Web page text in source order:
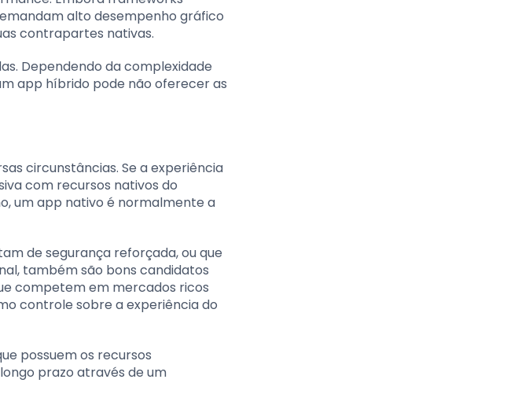
alto desempenho gráfico
contrapartes nativas.
Dependendo da complexidade
app híbrido pode não oferecer as
circunstâncias. Se a experiência
com recursos nativos do
um app nativo é normalmente a
de segurança reforçada, ou que
também são bons candidatos
competem em mercados ricos
controle sobre a experiência do
possuem os recursos
prazo através de um